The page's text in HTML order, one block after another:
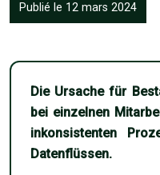
Publié le 12 mars 2024
Die Ursache für
bei einzelnen
inkonsistenten
Datenflüssen.